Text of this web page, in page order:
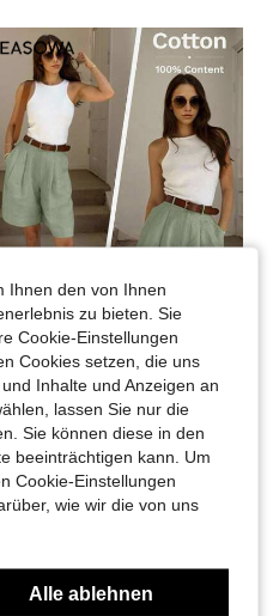
4,78
4,78
4,78 11K
Easowa
Ihnen den von Ihnen
zu bieten. Sie
Cookie-Einstellungen
Cookies setzen, die uns
Inhalte und Anzeigen an
lassen Sie nur die
Sie können diese in den
beeinträchtigen kann. Um
Cookie-Einstellungen
wie wir die von uns
Alle ablehnen